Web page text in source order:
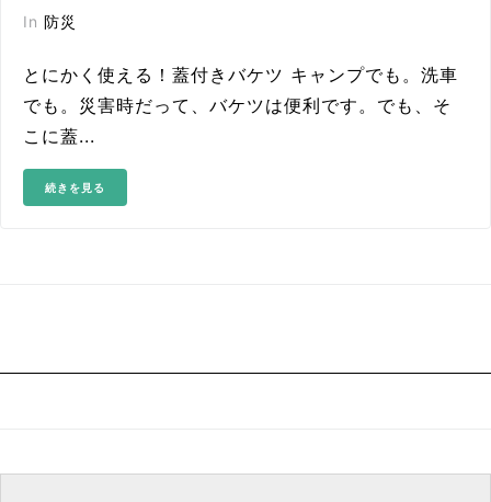
In 防災
とにかく使える！蓋付きバケツ キャンプでも。洗車
でも。災害時だって、バケツは便利です。でも、そ
こに蓋...
続きを見る